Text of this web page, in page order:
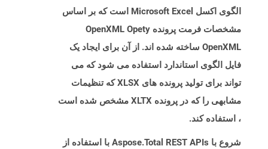
الگوی اکسل Microsoft Excel است که بر اساس
مشخصات فرمت پرونده OpenXML Opety
OpenXML ساخته شده اند. از آن برای ایجاد یک
فایل الگوی استاندارد استفاده می شود که می
تواند برای تولید پرونده های XLSX که تنظیمات
مشابهی را که در پرونده XLTX مشخص شده است
، استفاده کند.
شروع با Aspose.Total REST APIs با استفاده از